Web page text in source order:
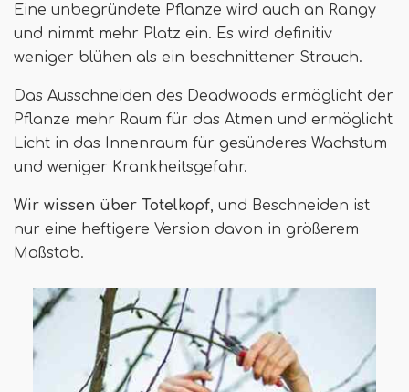
Eine unbegründete Pflanze wird auch an Rangy
und nimmt mehr Platz ein. Es wird definitiv
weniger blühen als ein beschnittener Strauch.
Das Ausschneiden des Deadwoods ermöglicht der
Pflanze mehr Raum für das Atmen und ermöglicht
Licht in das Innenraum für gesünderes Wachstum
und weniger Krankheitsgefahr.
Wir wissen über Totelkopf, und Beschneiden ist
nur eine heftigere Version davon in größerem
Maßstab.